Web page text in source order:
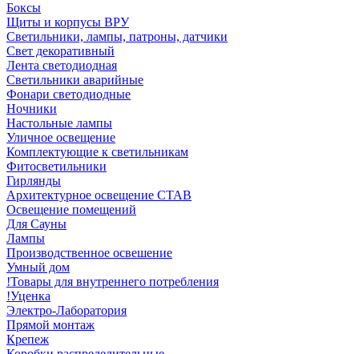
Боксы
Щиты и корпусы ВРУ
Светильники, лампы, патроны, датчики
Свет декоративный
Лента светодиодная
Светильники аварийные
Фонари светодиодные
Ночники
Настольные лампы
Уличное освещение
Комплектующие к светильникам
Фитосветильники
Гирлянды
Архитектурное освещение СТАВ
Освещение помещений
Для Сауны
Лампы
Производственное освешение
Умный дом
!Товары для внутреннего потребления
!Уценка
Электро-Лаборатория
Прямой монтаж
Крепеж